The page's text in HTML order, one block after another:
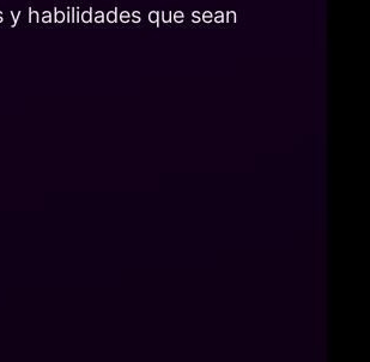
habilidades que sean